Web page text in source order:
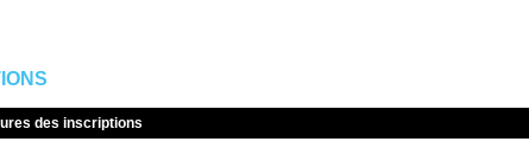
des inscriptions